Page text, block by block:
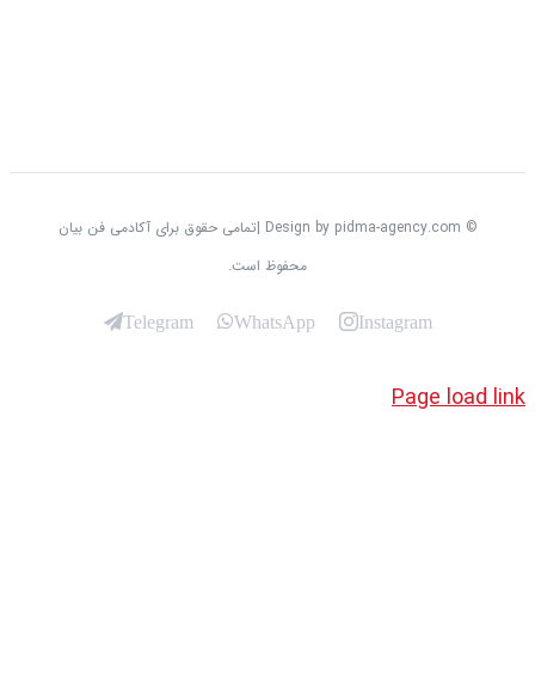
© Design by pidma-agency.com |تمامی حقوق برای آکادمی فن بیان
محفوظ است.
Instagram
WhatsApp
Telegram
Page